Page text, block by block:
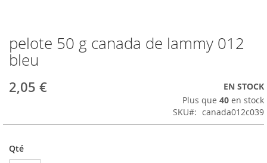
Passer
au
début
la
pelote 50 g canada de lammy 012
bleu
2,05 €
EN STOCK
Plus que 40 en stock
SKU
canada012c039
Qté